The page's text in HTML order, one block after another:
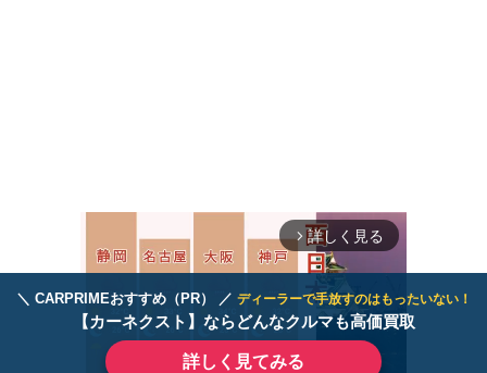
＼ CARPRIMEおすすめ（PR） ／ ディーラーで手放すのはもったいない！
【カーネクスト】ならどんなクルマも高価買取
詳しく見てみる
arrow_forward_ios 詳しく見る